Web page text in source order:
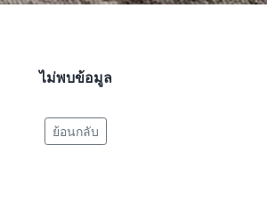
ไม่พบข้อมูล
ย้อนกลับ